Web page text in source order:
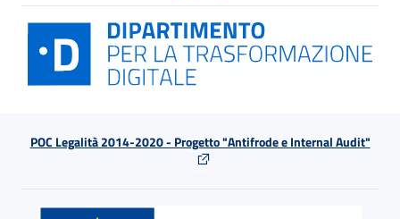
POC Legalità 2014-2020 - Progetto "Antifrode e Internal Audit"